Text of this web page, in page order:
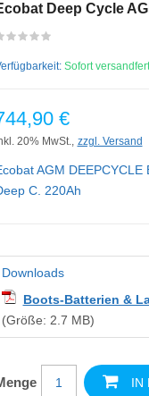
Deep Cycle
Sofort
€
20% MwSt., zzgl. Versand
AGM
C. 220Ah
Downloads
Boots-Batterien &
(Größe: 2.7 MB)
IN